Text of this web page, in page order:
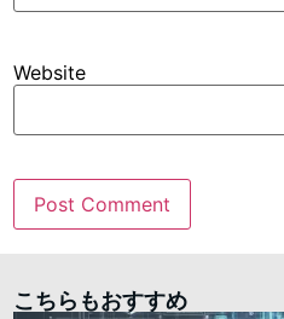
Website
こちらもおすすめ